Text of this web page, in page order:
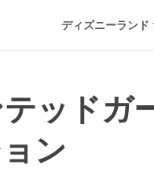
ディズニーランド
ッドガ
ン